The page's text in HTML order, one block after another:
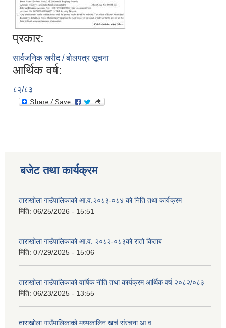
प्रकार:
सार्वजनिक खरीद / बोलपत्र सूचना
आर्थिक वर्ष:
८२/८३
बजेट तथा कार्यक्रम
ताराखोला गाउँपालिकाको आ.व.२०८३-०८४ को निति तथा कार्यक्रम
मिति: 06/25/2026 - 15:51
ताराखोला गाउँपालिकाको आ.व. २०८२-०८३को रातो किताब
मिति: 07/29/2025 - 15:06
ताराखोला गाउँपालिकाको वार्षिक नीति तथा कार्यक्रम आर्थिक वर्ष २०८२/०८३
मिति: 06/23/2025 - 13:55
ताराखोला गाउँपालिकाको मध्यकालिन खर्च संरचना आ.व.